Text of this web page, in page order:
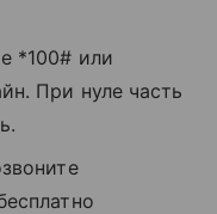
*100# или
При нуле часть